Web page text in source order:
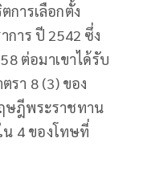
การเลือกตั้ง
าร ปี 2542 ซึ่ง
ต่อมาเขาได้รับ
รา 8 (3) ของ
ษฎีพระราชทาน
4 ของโทษที่